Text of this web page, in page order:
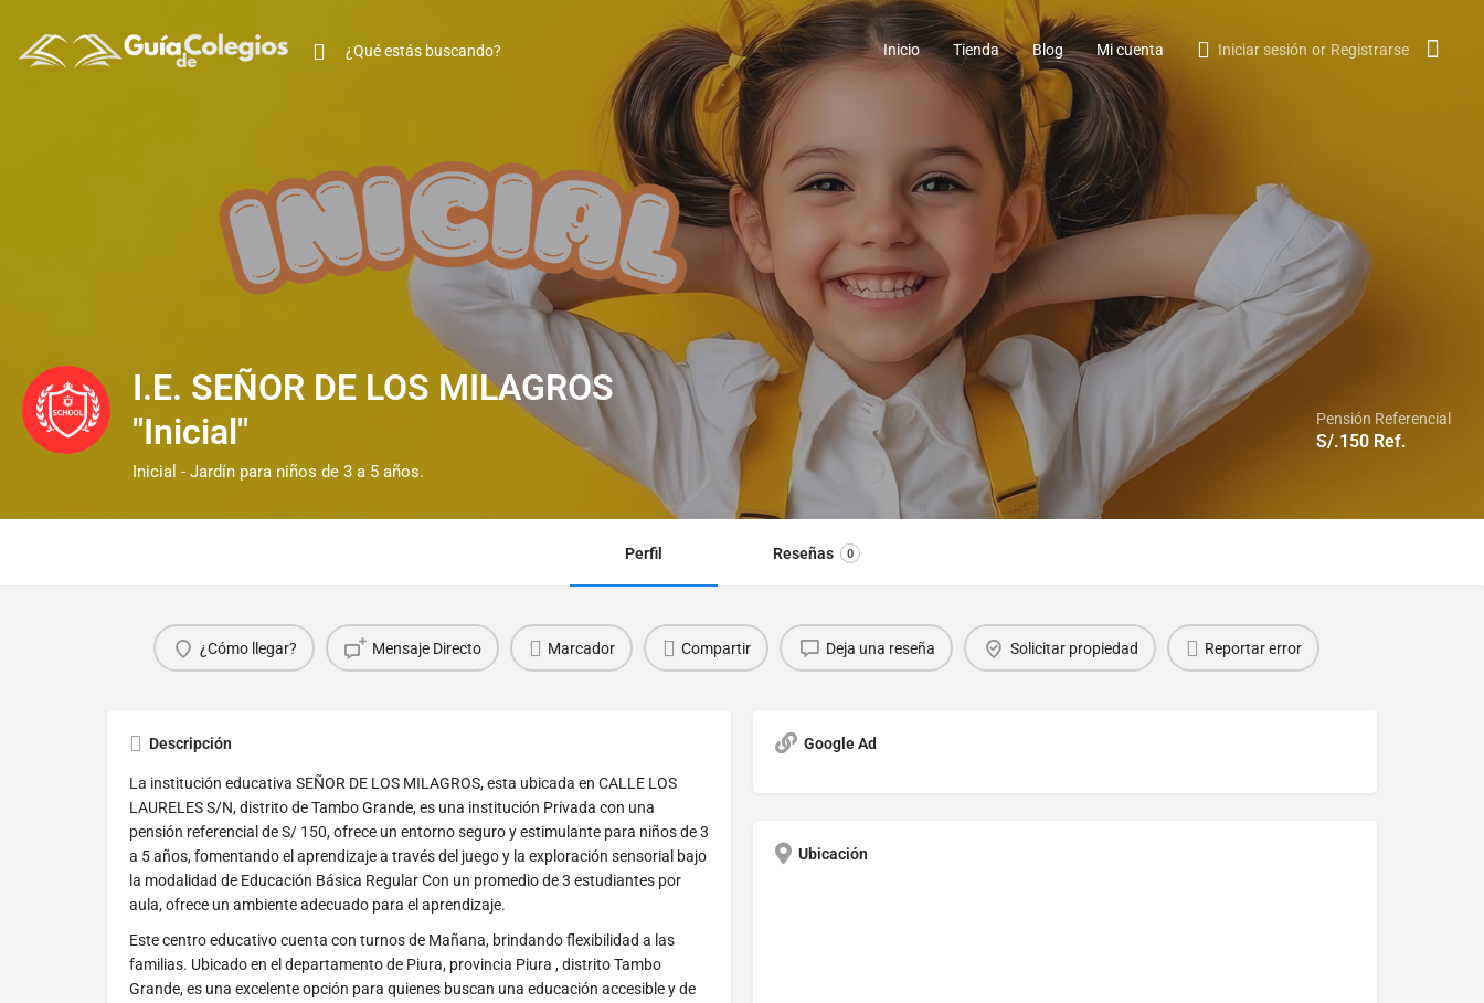
Inicio Tienda Blog Mi cuenta Iniciar sesión or Registrarse
I.E. SEÑOR DE LOS MILAGROS
"Inicial"
Inicial - Jardín para niños de 3 a 5 años.
Pensión Referencial
S/.150 Ref.
Perfil Reseñas 0
¿Cómo llegar? Mensaje Directo Marcador Compartir Deja una reseña Solicitar propiedad Reportar error
Descripción
La institución educativa SEÑOR DE LOS MILAGROS, esta ubicada en CALLE LOS
LAURELES S/N, distrito de Tambo Grande, es una institución Privada con una
pensión referencial de S/ 150, ofrece un entorno seguro y estimulante para niños de 3
a 5 años, fomentando el aprendizaje a través del juego y la exploración sensorial bajo
la modalidad de Educación Básica Regular Con un promedio de 3 estudiantes por
aula, ofrece un ambiente adecuado para el aprendizaje.
Este centro educativo cuenta con turnos de Mañana, brindando flexibilidad a las
familias. Ubicado en el departamento de Piura, provincia Piura , distrito Tambo
Grande, es una excelente opción para quienes buscan una educación accesible y de
Google Ad
Ubicación